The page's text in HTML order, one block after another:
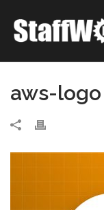
aws-logo